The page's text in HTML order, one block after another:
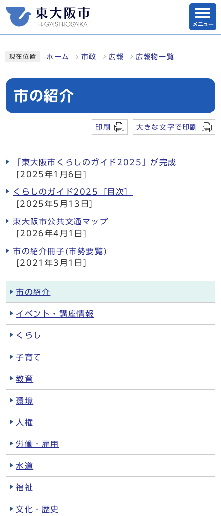
メニュー
現在位置 ホーム 市政 広報 広報物一覧
市の紹介
印刷 大きな文字で印刷
「東大阪市くらしのガイド2025」が完成
[2025年1月6日]
くらしのガイド2025［目次］
[2025年5月13日]
東大阪市公共交通マップ
[2026年4月1日]
市の紹介冊子(市勢要覧)
[2021年3月1日]
市の紹介
イベント・講座情報
くらし
子育て
教育
環境
人権
労働・雇用
水道
福祉
文化・歴史